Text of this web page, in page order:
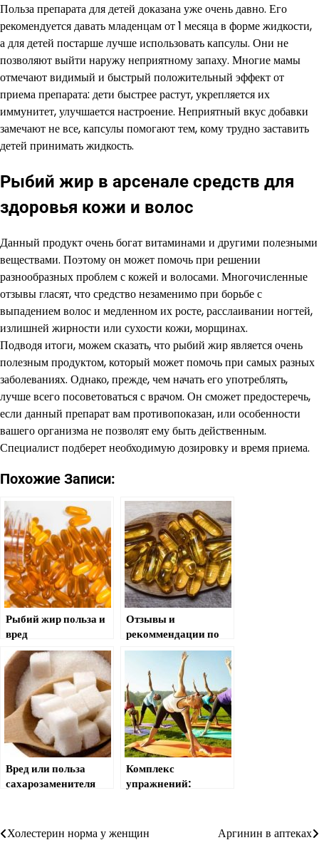
Польза препарата для детей доказана уже очень давно. Его
рекомендуется давать младенцам от 1 месяца в форме жидкости,
а для детей постарше лучше использовать капсулы. Они не
позволяют выйти наружу неприятному запаху. Многие мамы
отмечают видимый и быстрый положительный эффект от
приема препарата: дети быстрее растут, укрепляется их
иммунитет, улучшается настроение. Неприятный вкус добавки
замечают не все, капсулы помогают тем, кому трудно заставить
детей принимать жидкость.
Рыбий жир в арсенале средств для
здоровья кожи и волос
Данный продукт очень богат витаминами и другими полезными
веществами. Поэтому он может помочь при решении
разнообразных проблем с кожей и волосами. Многочисленные
отзывы гласят, что средство незаменимо при борьбе с
выпадением волос и медленном их росте, расслаивании ногтей,
излишней жирности или сухости кожи, морщинах.
Подводя итоги, можем сказать, что рыбий жир является очень
полезным продуктом, который может помочь при самых разных
заболеваниях. Однако, прежде, чем начать его употреблять,
лучше всего посоветоваться с врачом. Он сможет предостеречь,
если данный препарат вам противопоказан, или особенности
вашего организма не позволят ему быть действенным.
Специалист подберет необходимую дозировку и время приема.
Похожие Записи:
Рыбий жир польза и
вред
Отзывы и
рекоммендации по
приему рыбьего
жира в капсулах
Вред или польза
сахарозаменителя
Комплекс
упражнений:
эффективность
Навигация
Холестерин норма у женщин Аргинин в аптеках